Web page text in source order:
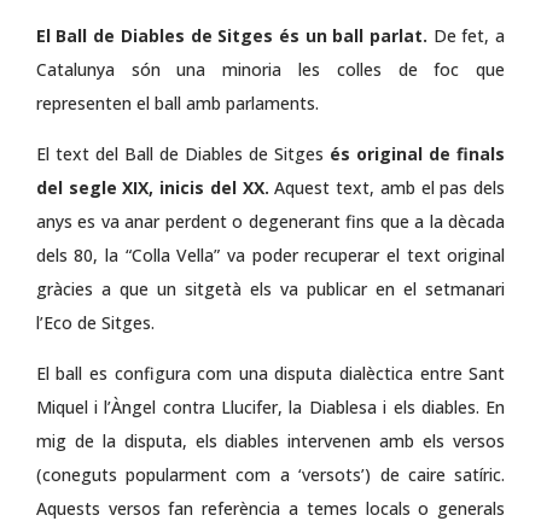
El Ball de Diables de Sitges és un ball parlat. De fet, a
Catalunya són una minoria les colles de foc que
representen el ball amb parlaments.
El text del Ball de Diables de Sitges és original de finals
del segle XIX, inicis del XX. Aquest text, amb el pas dels
anys es va anar perdent o degenerant fins que a la dècada
dels 80, la “Colla Vella” va poder recuperar el text original
gràcies a que un sitgetà els va publicar en el setmanari
l’Eco de Sitges.
El ball es configura com una disputa dialèctica entre Sant
Miquel i l’Àngel contra Llucifer, la Diablesa i els diables. En
mig de la disputa, els diables intervenen amb els versos
(coneguts popularment com a ‘versots’) de caire satíric.
Aquests versos fan referència a temes locals o generals